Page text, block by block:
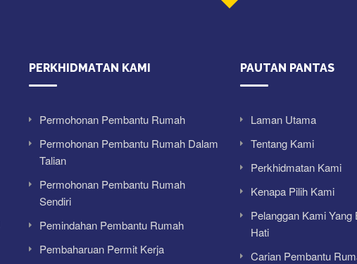
PERKHIDMATAN KAMI
Permohonan Pembantu Rumah
Permohonan Pembantu Rumah Dalam
Talian
Permohonan Pembantu Rumah
Sendiri
Pemindahan Pembantu Rumah
Pembaharuan Permit Kerja
PAUTAN PANTAS
Laman Utama
Tentang Kami
Perkhidmatan Kami
Kenapa Pilih Kami
Pelanggan Kami Yang
Hati
Carian Pembantu